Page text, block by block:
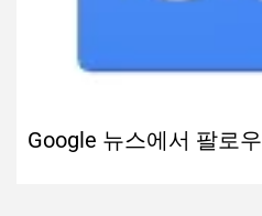
Google 뉴스에서 팔로우